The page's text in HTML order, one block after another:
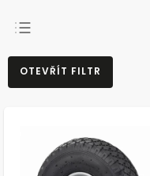
NEJPRODÁVANĚJŠÍ
NEJLEVNĚJŠÍ
OTEVŘÍT FILTR